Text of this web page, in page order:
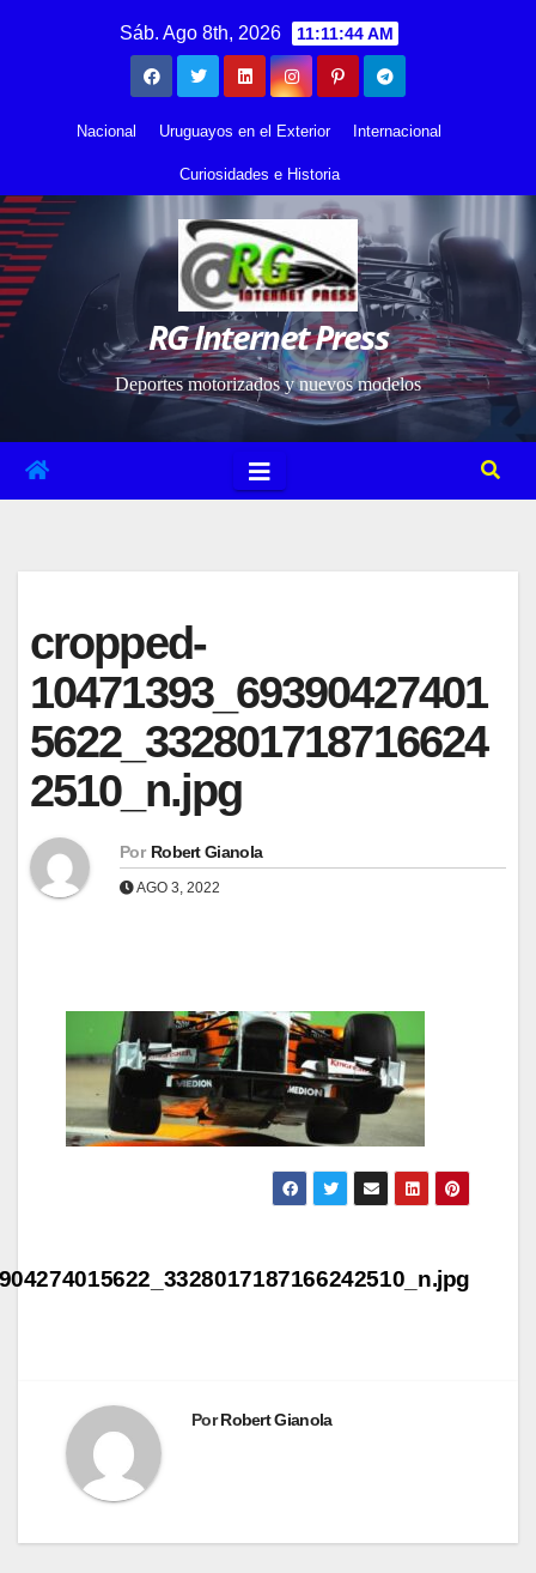
Sáb. Ago 8th, 2026 11:11:44 AM
Nacional Uruguayos en el Exterior Internacional
Curiosidades e Historia
RG Internet Press
Deportes motorizados y nuevos modelos
cropped-
10471393_69390427401
5622_332801718716624
2510_n.jpg
Por Robert Gianola
AGO 3, 2022
de
PorRobert Gianola